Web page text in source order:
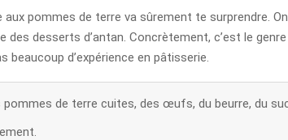
pommes de terre va sûrement te surprendre.
desserts d’antan. Concrètement, c’est le
d’expérience en pâtisserie.
de terre cuites, des œufs, du beurre, du